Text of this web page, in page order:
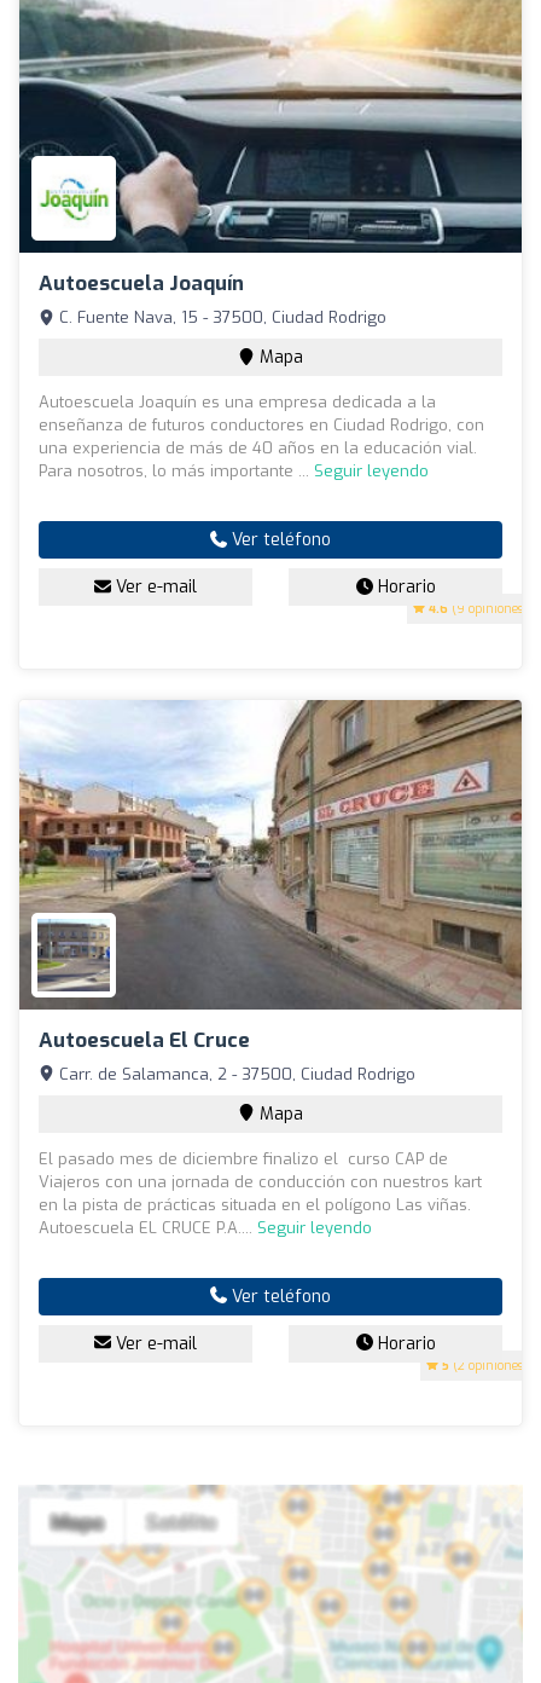
Autoescuela Joaquín
4.6 (9 opiniones)
C. Fuente Nava, 15 - 37500, Ciudad Rodrigo
Mapa
Autoescuela Joaquín es una empresa dedicada a la
enseñanza de futuros conductores en Ciudad Rodrigo, con
una experiencia de más de 40 años en la educación vial.
Para nosotros, lo más importante ... Seguir leyendo
Ver teléfono
Ver e-mail Horario
Autoescuela El Cruce
5 (2 opiniones)
Carr. de Salamanca, 2 - 37500, Ciudad Rodrigo
Mapa
El pasado mes de diciembre finalizo el curso CAP de
Viajeros con una jornada de conducción con nuestros kart
en la pista de prácticas situada en el polígono Las viñas.
Autoescuela EL CRUCE P.A.... Seguir leyendo
Ver teléfono
Ver e-mail Horario